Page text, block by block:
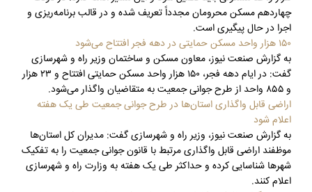
چهاردهم مسکن محرومان مجدداً تعریف شده و در قالب برنامه‌ریزی و
اجرا در حال پیگیری است.
۱۵۰ هزار واحد مسکن حمایتی در دهه فجر افتتاح می‌شود
به گزارش صنعت نیوز، معاون مسکن و ساختمان وزیر راه و شهرسازی
گفت: در ایام دهه فجر، ۱۵۰ هزار واحد مسکن حمایتی افتتاح و ۲۳ هزار
و ۸۵۵ واحد از طرح جوانی جمعیت به متقاضیان واگذار می‌شود.
اراضی قابل واگذاری استان‌ها در طرح جوانی جمعیت طی یک هفته
اعلام شود
به گزارش صنعت نیوز، وزیر راه و شهرسازی گفت: مدیران کل استان‌ها
موظفند اراضی قابل واگذاری مرتبط با قانون جوانی جمعیت را به تفکیک
شهرها شناسایی کرده و حداکثر طی یک هفته به وزارت راه و شهرسازی
اعلام کنند.